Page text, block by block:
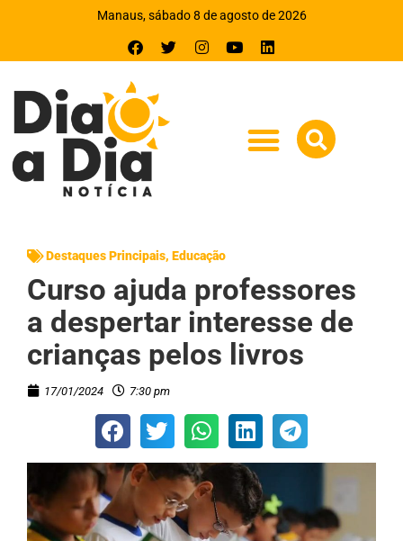
Manaus, sábado 8 de agosto de 2026
Destaques Principais, Educação
Curso ajuda professores
a despertar interesse de
crianças pelos livros
17/01/2024 7:30 pm